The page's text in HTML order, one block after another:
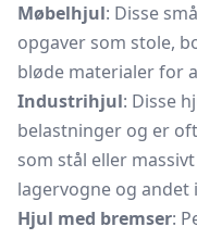
Møbelhjul: Disse
opgaver som stole,
bløde materialer for
Industrihjul: Disse
belastninger og er
som stål eller
lagervogne og
Hjul med bremser: